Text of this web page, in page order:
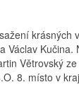
krásných
Václav
Větrovský
8. místo v